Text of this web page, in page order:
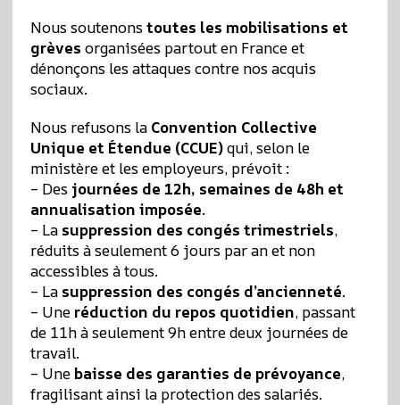
Nous soutenonstoutes les mobilisations et
grèves organisées partout en France et
dénonçons les attaques contre nos acquis
sociaux.
Nous refusons la Convention Collective
Unique et Étendue (CCUE)qui, selon le
ministère et les employeurs, prévoit :
– Des journées de 12h, semaines de 48h et
annualisation imposée.
– La suppression des congés trimestriels,
réduits à seulement 6 jours par an et non
accessibles à tous.
– La suppression des congés d’ancienneté.
– Uneréduction du repos quotidien, passant
de 11h à seulement 9h entre deux journées de
travail.
– Unebaisse des garanties de prévoyance,
fragilisant ainsi la protection des salariés.